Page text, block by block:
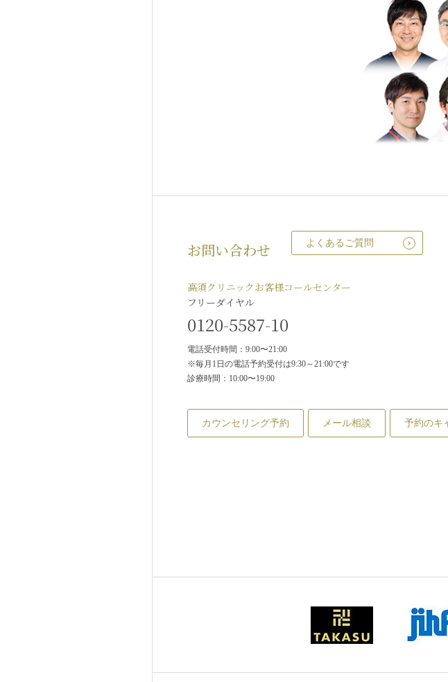
お問い合わせ よくあるご質問
高須クリニックお客様コールセンター
フリーダイヤル
0120-5587-10
電話受付時間：9:00〜21:00
※毎月1日の電話予約受付は9:30～21:00です
診療時間：10:00〜19:00
カウンセリング予約 メール相談 予約のキ